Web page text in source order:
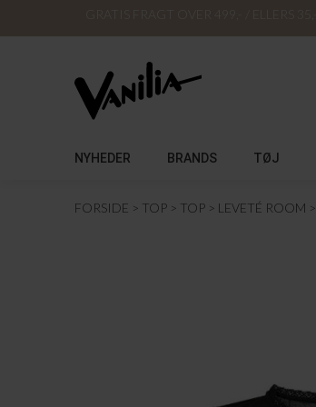
GRATIS FRAGT OVER 499,- / ELLERS 35,-
NYHEDER BRANDS TØJ
FORSIDE TOP TOP LEVETÉ ROOM